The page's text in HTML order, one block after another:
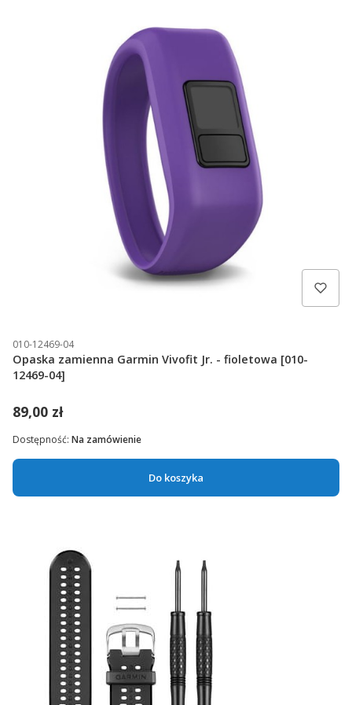
010-12469-04
Opaska zamienna Garmin Vivofit Jr. - fioletowa [010-
12469-04]
89,00 zł
Do koszyka
Dostępność: Na zamówienie